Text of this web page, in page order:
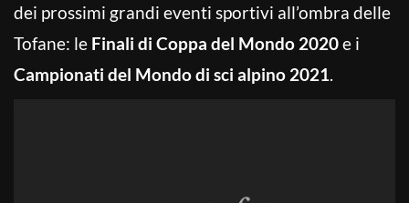
dei prossimi grandi eventi sportivi all’ombra delle
Tofane: le Finali di Coppa del Mondo 2020e i
Campionati del Mondo di sci alpino 2021.